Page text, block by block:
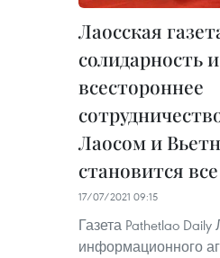
Лаосская
солидарность и
всестороннее
Лаосом и
становится
17/07/2021 09:15
Газета Pathetlao Daily
информационного